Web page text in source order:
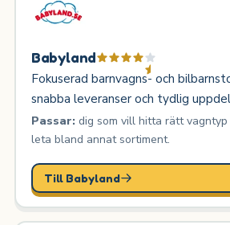
Babyland
Fokuserad barnvagns- och
snabba leveranser och tydlig
Passar:dig som vill hitta rätt
leta bland annat sortiment.
Till Babyland